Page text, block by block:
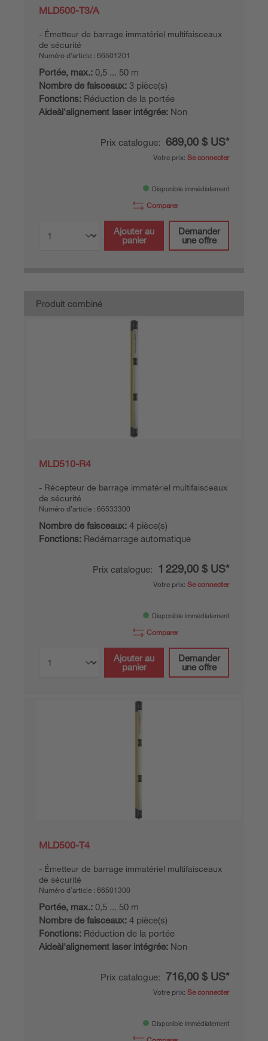
MLD500-T3/A
Émetteur de barrage immatériel multifaisceaux
de sécurité
Numéro d’article : 66501201
Portée, max.: 0,5 ... 50 m
Nombre de faisceaux: 3 pièce(s)
Fonctions: Réduction de la portée
Aideàl'alignement laser intégrée: Non
Prix catalogue: 689,00 $ US*
Votre prix: Se connecter
Disponible immédiatement
Comparer
Ajouter au
panier
Demander
une offre
Produit combiné
MLD510-R4
Récepteur de barrage immatériel multifaisceaux
de sécurité
Numéro d’article : 66533300
Nombre de faisceaux: 4 pièce(s)
Fonctions: Redémarrage automatique
Prix catalogue: 1 229,00 $ US*
Votre prix: Se connecter
Disponible immédiatement
Comparer
Ajouter au
panier
Demander
une offre
MLD500-T4
Émetteur de barrage immatériel multifaisceaux
de sécurité
Numéro d’article : 66501300
Portée, max.: 0,5 ... 50 m
Nombre de faisceaux: 4 pièce(s)
Fonctions: Réduction de la portée
Aideàl'alignement laser intégrée: Non
Prix catalogue: 716,00 $ US*
Votre prix: Se connecter
Disponible immédiatement